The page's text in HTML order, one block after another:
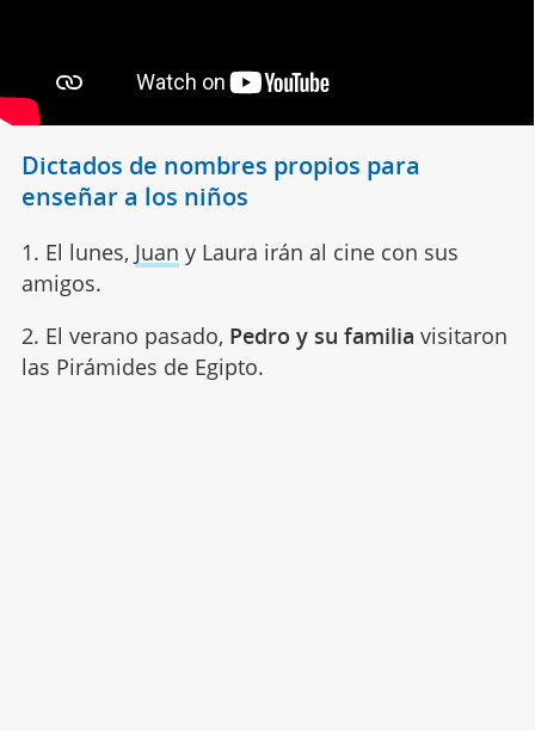
Dictados de nombres propios para
enseñar a los niños
1. El lunes, Juan y Laura irán al cine con sus
amigos.
2. El verano pasado, Pedro y su familia visitaron
las Pirámides de Egipto.